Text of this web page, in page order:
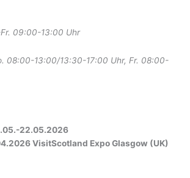
09:00-13:00 Uhr
08:00-13:00/13:30-17:00 Uhr, Fr. 08:00-
22.05.2026
VisitScotland Expo Glasgow (UK)